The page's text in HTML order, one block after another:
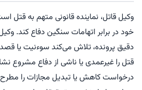
وکیل قاتل، نماینده قانونی متهم به قتل
خود در برابر اتهامات سنگین دفاع کند.
دقیق پرونده، تلاش می‌کند سوءنیت یا قصد
قتل را غیرعمدی یا ناشی از دفاع مشروع
درخواست کاهش یا تبدیل مجازات را